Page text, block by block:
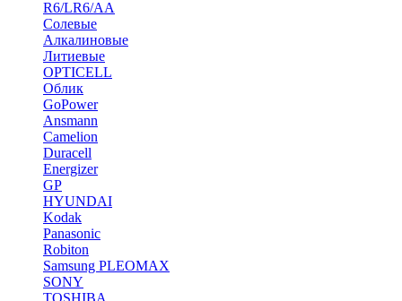
R6/LR6/AA
Солевые
Алкалиновые
Литиевые
OPTICELL
Облик
GoPower
Ansmann
Camelion
Duracell
Energizer
GP
HYUNDAI
Kodak
Panasonic
Robiton
Samsung PLEOMAX
SONY
TOSHIBA